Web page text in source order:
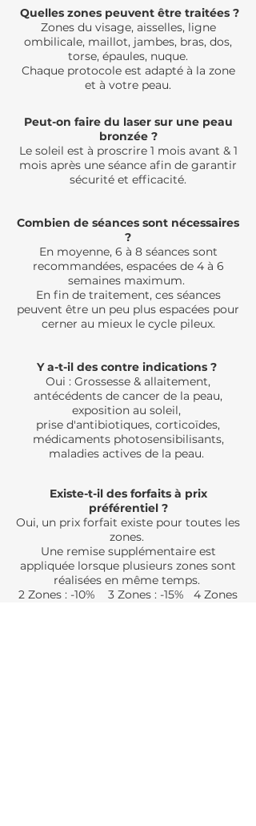
Quelles zones peuvent être traitées ?
Zones du visage, aisselles, ligne
ombilicale, maillot, jambes, bras, dos,
torse, épaules, nuque.
Chaque protocole est adapté à la zone
et à votre peau.
Peut-on faire du laser sur une peau
bronzée ?
Le soleil est à proscrire 1 mois avant & 1
mois après une séance afin de garantir
sécurité et efficacité.
Combien de séances sont nécessaires
?
En moyenne, 6 à 8 séances sont
recommandées, espacées de 4 à 6
semaines maximum.
En fin de traitement, ces séances
peuvent être un peu plus espacées pour
cerner au mieux le cycle pileux.
Y a-t-il des contre indications ?
Oui : Grossesse & allaitement,
antécédents de cancer de la peau,
exposition au soleil,
prise d'antibiotiques, corticoïdes,
médicaments photosensibilisants,
maladies actives de la peau.
Existe-t-il des forfaits à prix
préférentiel ?
Oui, un prix forfait existe pour toutes les
zones.
Une remise supplémentaire est
appliquée lorsque plusieurs zones sont
réalisées en même temps.
2 Zones : -10% 3 Zones : -15% 4 Zones